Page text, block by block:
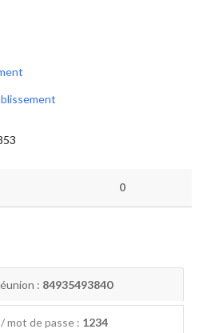
0
: 84935493840
mot de passe : 1234